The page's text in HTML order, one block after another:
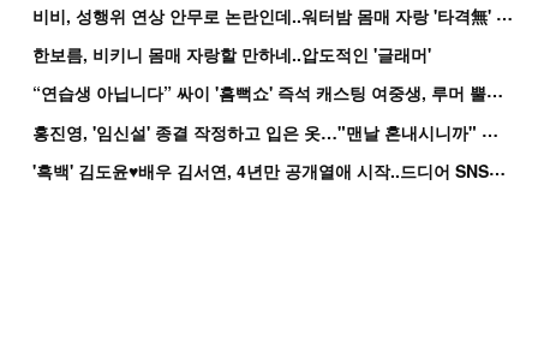
비
비, 성행위 연상 안무로 논란인데..워터밤 몸매 자랑 '타격無' 근황
한보름, 비키니 몸매 자랑할 만하네..압도적인 '글래머'
“
연습생 아닙니다” 싸이 '흠뻑쇼' 즉석 캐스팅 여중생, 루머 뿔났다[Oh!쎈 이...
홍
진영, '임신설' 종결 작정하고 입은 옷…"맨날 혼내시니까" 억울
'
흑백' 김도윤♥배우 김서연, 4년만 공개열애 시작..드디어 SNS에 노출 [핫피...